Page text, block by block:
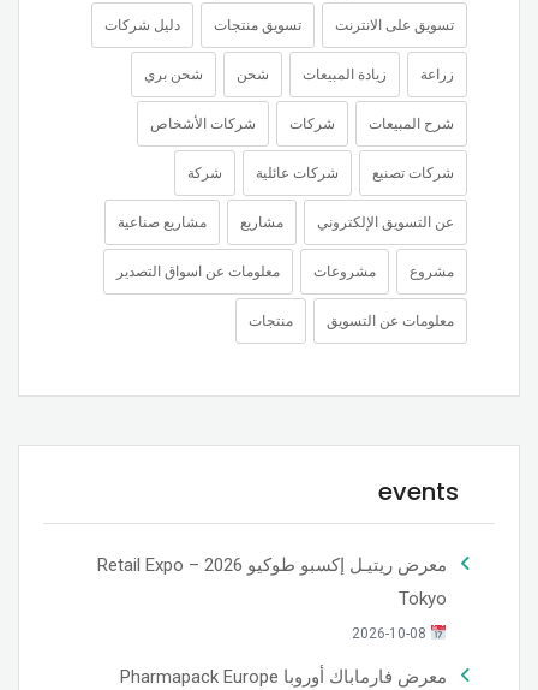
تسويق على الانترنت تسويق منتجات دليل شركات
زراعة زيادة المبيعات شحن شحن بري
شرح المبيعات شركات شركات الأشخاص
شركات تصنيع شركات عائلية شركة
عن التسويق الإلكتروني مشاريع مشاريع صناعية
مشروع مشروعات معلومات عن اسواق التصدير
معلومات عن التسويق منتجات
events
معرض ريتيـل إكسبو طوكيو 2026 – Retail Expo
Tokyo
معرض فارماباك أوروبا Pharmapack Europe